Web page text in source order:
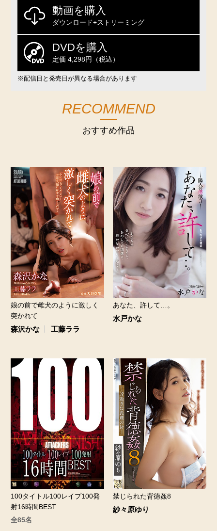
動画を購入
ダウンロード+ストリーミング
DVDを購入
定価 4,298円（税込）
※配信日と発売日が異なる場合があります
RECOMMEND
おすすめ作品
娘の前で雌犬のように激しく
突かれて
森沢かな 工藤ララ
あなた、許して…。
水戸かな
100タイトル100レイプ100発
射16時間BEST
全85名
禁じられた背徳姦8
紗々原ゆり